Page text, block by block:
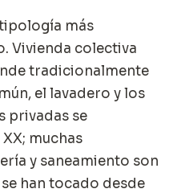
tipología más
Vivienda colectiva
tradicionalmente
el lavadero y los
privadas se
muchas
y saneamiento son
han tocado desde